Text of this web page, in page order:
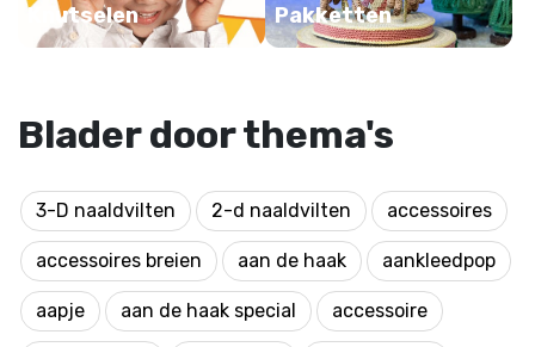
Knutselen Pakketten
Blader door thema's
3-D naaldvilten 2-d naaldvilten accessoires
accessoires breien aan de haak aankleedpop
aapje aan de haak special accessoire